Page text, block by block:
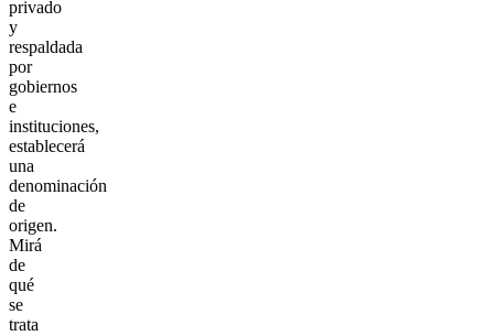
privado
y
respaldada
por
gobiernos
e
instituciones,
establecerá
una
denominación
de
origen.
Mirá
de
qué
se
trata